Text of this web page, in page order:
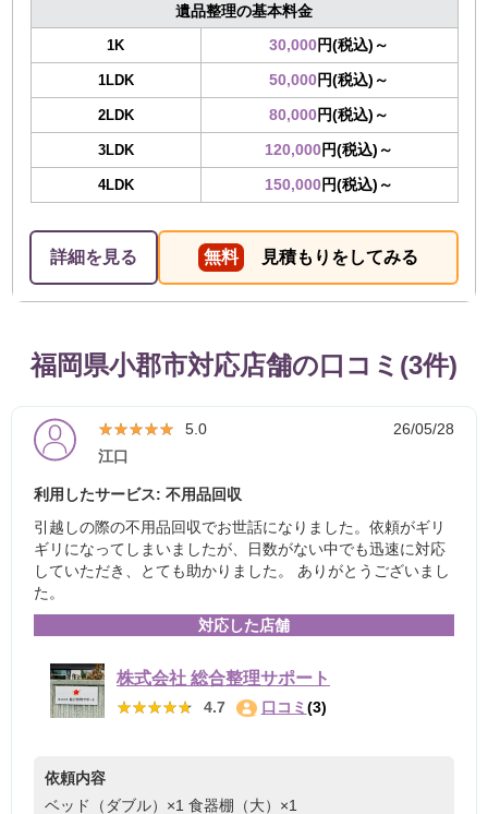
遺品整理の基本料金
1K 30,000円(税込)～
1LDK 50,000円(税込)～
2LDK 80,000円(税込)～
3LDK 120,000円(税込)～
4LDK 150,000円(税込)～
詳細を見る 無料 見積もりをしてみる
福岡県小郡市対応店舗の口コミ(3件)
★★★★★
★★★★★ 5.0
26/05/28
江口
利用したサービス: 不用品回収
引越しの際の不用品回収でお世話になりました。依頼がギリ
ギリになってしまいましたが、日数がない中でも迅速に対応
していただき、とても助かりました。 ありがとうございまし
た。
対応した店舗
株式会社 総合整理サポート
★★★★★
★★★★★ 4.7 口コミ (3)
依頼内容
ベッド（ダブル）×1 食器棚（大）×1